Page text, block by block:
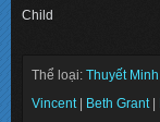
Child
Thể loại: Thuyết Minh
Vincent
Beth Grant